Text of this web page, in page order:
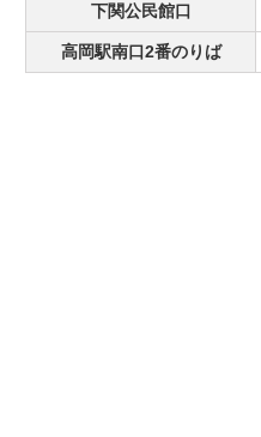
下関公民館口
高岡駅南口2番のりば